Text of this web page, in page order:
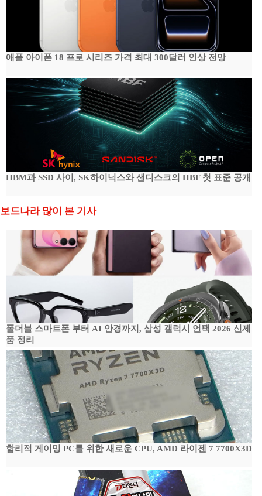
애플 아이폰 18 프로 시리즈 가격 최대 300달러 인상 전망
HBM과 SSD 사이, SK하이닉스와 샌디스크의 HBF 첫 표준 공개
보드나라 많이 본 기사
폴더블 스마트폰 부터 AI 안경까지, 삼성 갤럭시 언팩 2026 신제
품 정리
합리적 게이밍 PC를 위한 새로운 CPU, AMD 라이젠 7 7700X3D